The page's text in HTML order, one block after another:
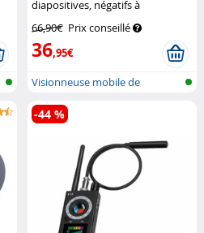
diapositives, négatifs à
grossissement x3 et LED
Somikon
66,90€ Prix conseillé
36,95€
Visionneuse mobile de
diapositives...
-44 %